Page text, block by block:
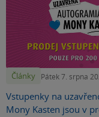
Články Pátek 7. srpna
Vstupenky na
Mony Kasten jsou v